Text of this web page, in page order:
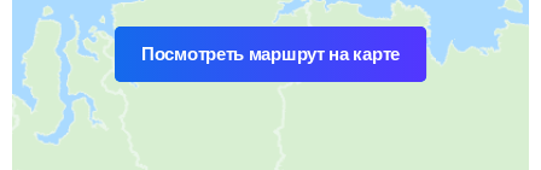
Посмотреть маршрут на карте